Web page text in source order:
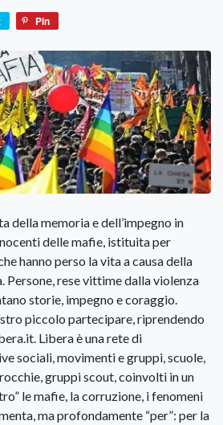
Pin
della memoria e dell’impegno in
delle mafie, istituita per
hanno perso la vita a causa della
rese vittime dalla violenza
storie, impegno e coraggio.
piccolo partecipare, riprendendo
Libera è una rete di
sociali, movimenti e gruppi, scuole,
gruppi scout, coinvolti in un
le mafie, la corruzione, i fenomeni
ma profondamente “per”: per la